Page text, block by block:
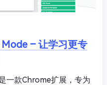
– 让学习更专
一款Chrome扩展，专为